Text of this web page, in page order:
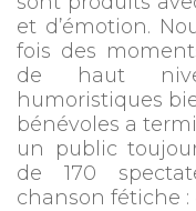
et d’émotion.
fois des
de haut
humoristiques
bénévoles a
un public
de 170
chanson fétiche :